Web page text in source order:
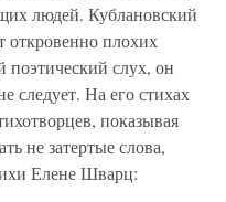
людей. Кублановский
откровенно плохих
поэтический слух, он
следует. На его стихах
показывая
не затертые слова,
Елене Шварц: